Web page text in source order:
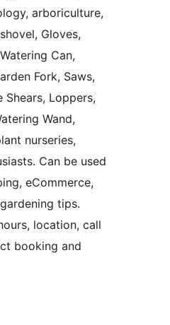
arboriculture,
Gloves,
Can,
Fork, Saws,
Shears, Loppers,
Wand,
nurseries,
Can be used
eCommerce,
tips.
location, call
booking and